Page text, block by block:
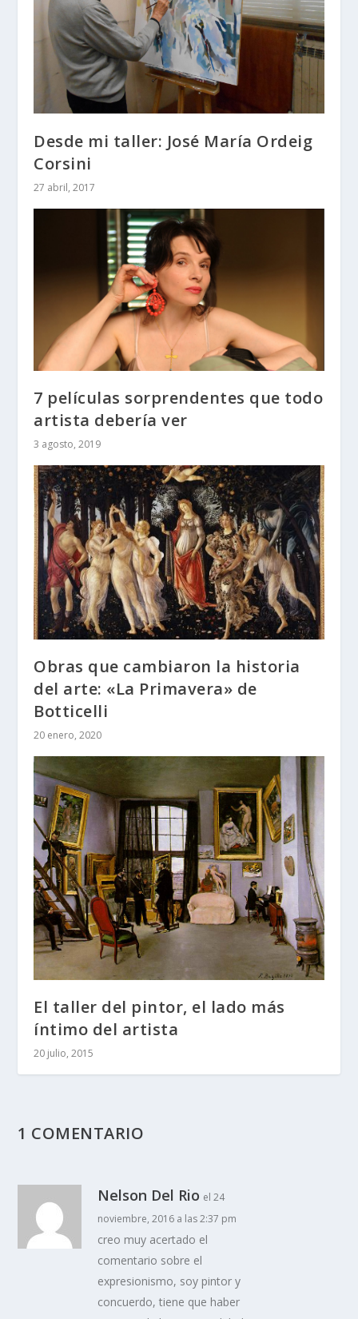
Desde mi taller: José María Ordeig
Corsini
27 abril, 2017
7 películas sorprendentes que todo
artista debería ver
3 agosto, 2019
Obras que cambiaron la historia
del arte: «La Primavera» de
Botticelli
20 enero, 2020
El taller del pintor, el lado más
íntimo del artista
20 julio, 2015
1 COMENTARIO
Nelson Del Rio el 24
noviembre, 2016 a las 2:37 pm
creo muy acertado el
comentario sobre el
expresionismo, soy pintor y
concuerdo, tiene que haber